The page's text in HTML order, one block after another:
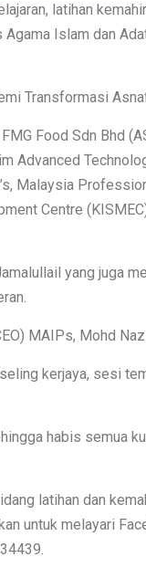
latihan
Islam dan
Transformasi
Food Sdn Bhd
Advanced
Malaysia
Centre
yang juga
MAIPs, Mohd
kerjaya, sesi
habis semua
latihan dan
untuk melayari